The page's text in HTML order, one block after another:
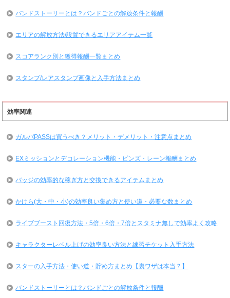
バンドストーリーとは？バンドごとの解放条件と報酬
エリアの解放方法/設置できるエリアアイテム一覧
スコアランク別と獲得報酬一覧まとめ
スタンプ/レアスタンプ画像と入手方法まとめ
効率関連
ガルパPASSは買うべき？メリット・デメリット・注意点まとめ
EXミッションとデコレーション機能・ピンズ・レーン報酬まとめ
バッジの効率的な稼ぎ方と交換できるアイテムまとめ
かけら(大・中・小)の効率良い集め方と使い道・必要な数まとめ
ライブブースト回復方法・5倍・6倍・7倍とスタミナ無しで効率よく攻略
キャラクターレベル上げの効率良い方法と練習チケット入手方法
スターの入手方法・使い道・貯め方まとめ【裏ワザは本当？】
バンドストーリーとは？バンドごとの解放条件と報酬